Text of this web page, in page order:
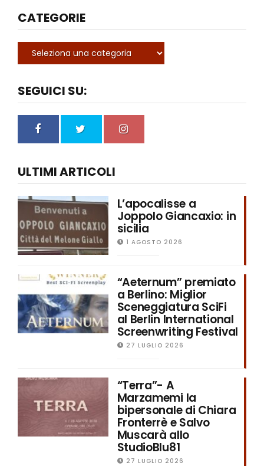
CATEGORIE
SEGUICI SU:
ULTIMI ARTICOLI
L’apocalisse a
Joppolo Giancaxio: in
sicilia
1 AGOSTO 2026
“Aeternum” premiato
a Berlino: Miglior
Sceneggiatura SciFi
al Berlin International
Screenwriting Festival
27 LUGLIO 2026
“Terra”- A
Marzamemi la
bipersonale di Chiara
Fronterrè e Salvo
Muscarà allo
StudioBlu81
27 LUGLIO 2026